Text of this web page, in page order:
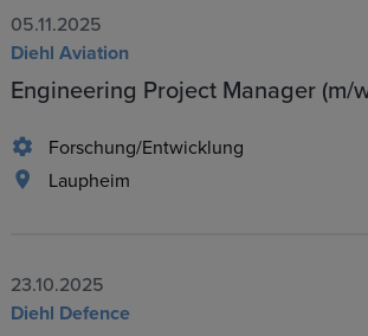
05.11.2025
Diehl Aviation
Engineering Project Manager (m/
Forschung/Entwicklung
Laupheim
23.10.2025
Diehl Defence